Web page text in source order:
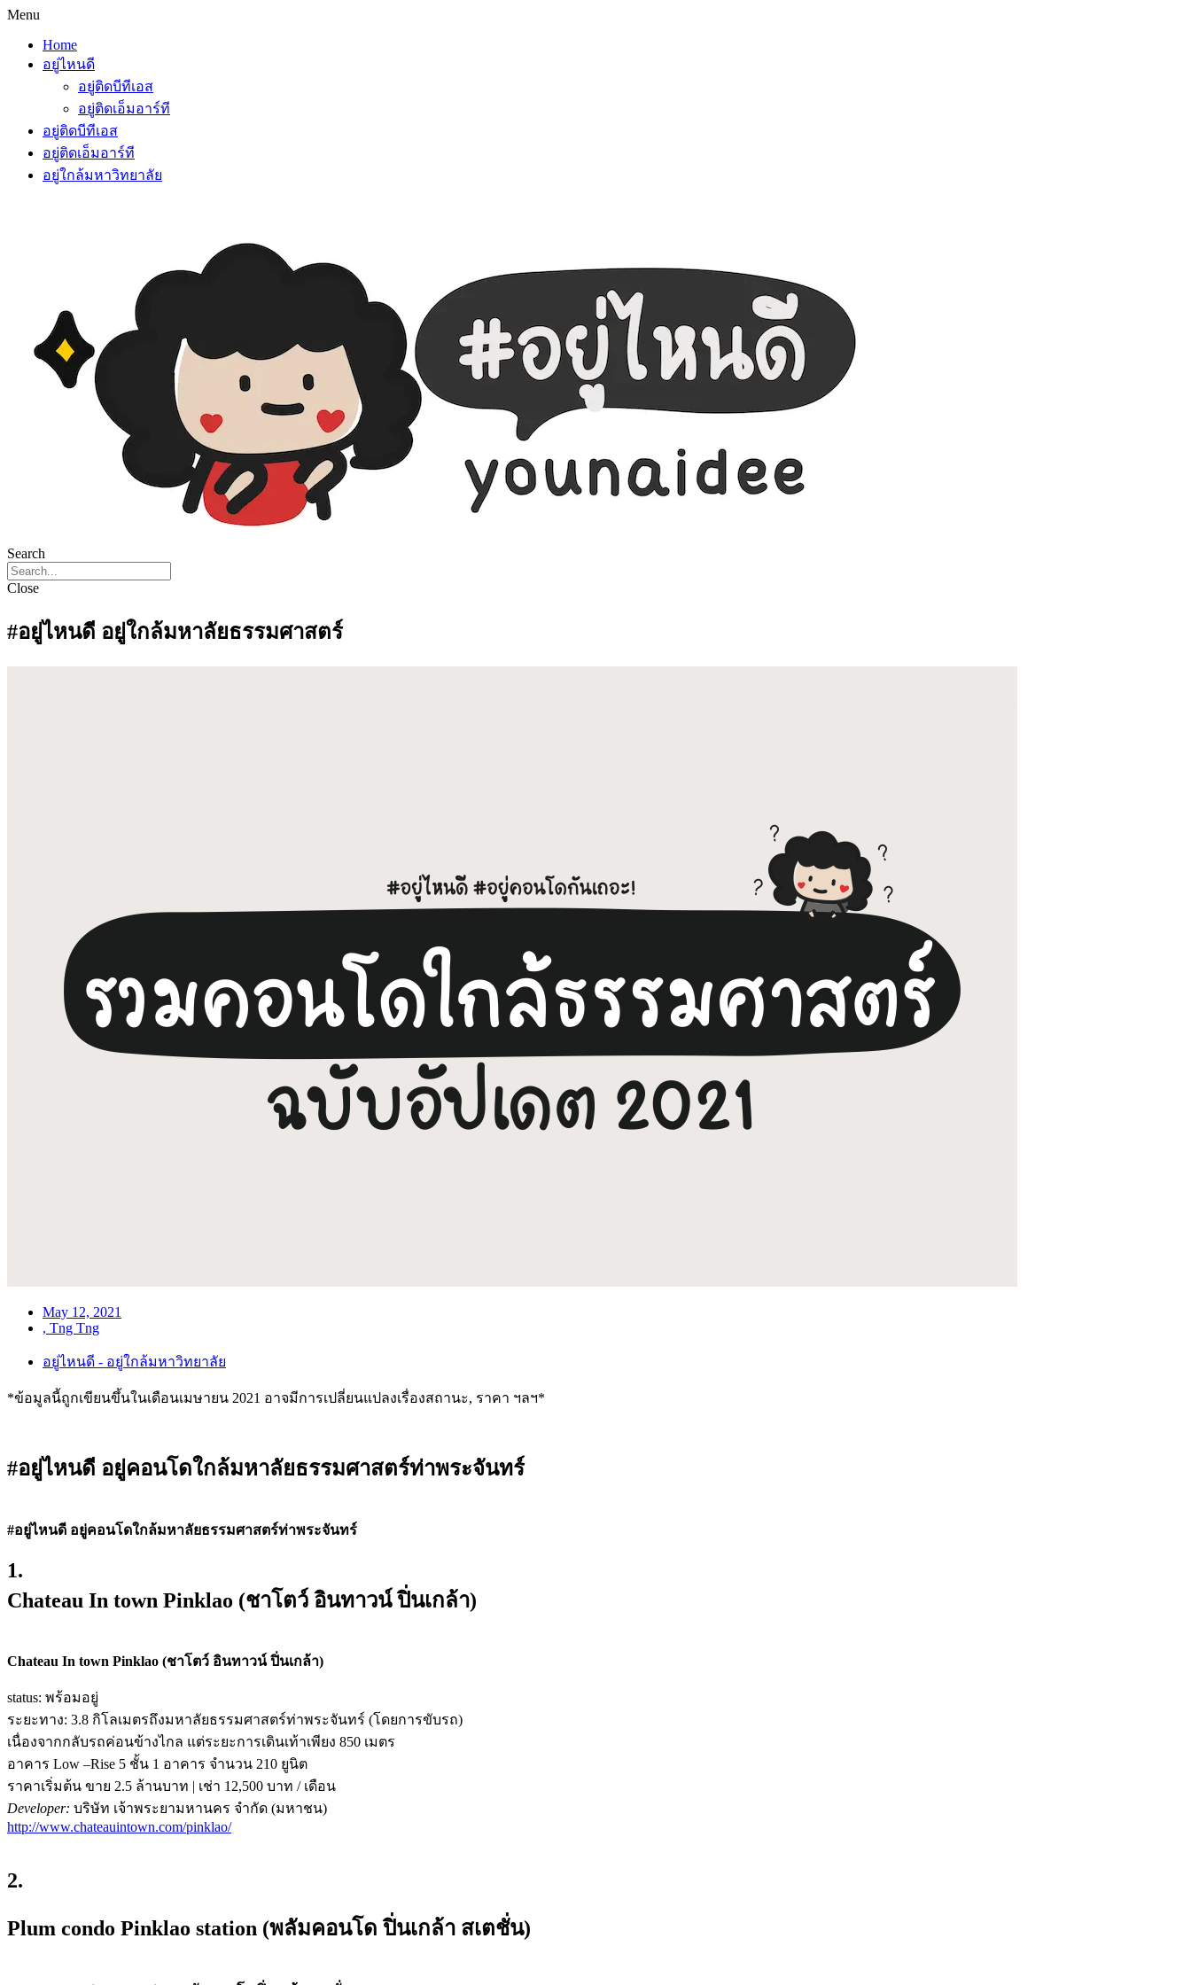
Menu
Home
อยู่ไหนดี
อยู่ติดบีทีเอส
อยู่ติดเอ็มอาร์ที
อยู่ติดบีทีเอส
อยู่ติดเอ็มอาร์ที
อยู่ใกล้มหาวิทยาลัย
Search
Close
#อยู่ไหนดี อยู่ใกล้มหาลัยธรรมศาสตร์
May 12, 2021
, Tng Tng
อยู่ไหนดี - อยู่ใกล้มหาวิทยาลัย
*ข้อมูลนี้ถูกเขียนขึ้นในเดือนเมษายน 2021 อาจมีการเปลี่ยนแปลงเรื่องสถานะ, ราคา ฯลฯ*
#อยู่ไหนดี อยู่คอนโดใกล้มหาลัยธรรมศาสตร์ท่าพระจันทร์
#อยู่ไหนดี อยู่คอนโดใกล้มหาลัยธรรมศาสตร์ท่าพระจันทร์
1.
Chateau In town Pinklao (ชาโตว์ อินทาวน์ ปิ่นเกล้า)
Chateau In town Pinklao (ชาโตว์ อินทาวน์ ปิ่นเกล้า)
status: พร้อมอยู่
ระยะทาง: 3.8 กิโลเมตรถึงมหาลัยธรรมศาสตร์ท่าพระจันทร์ (โดยการขับรถ)
เนื่องจากกลับรถค่อนข้างไกล แต่ระยะการเดินเท้าเพียง 850 เมตร
อาคาร Low –Rise 5 ชั้น 1 อาคาร จำนวน 210 ยูนิต
ราคาเริ่มต้น ขาย 2.5 ล้านบาท | เช่า 12,500 บาท / เดือน
Developer: บริษัท เจ้าพระยามหานคร จำกัด (มหาชน)
http://www.chateauintown.com/pinklao/
2.
Plum condo Pinklao station (พลัมคอนโด ปิ่นเกล้า สเตชั่น)